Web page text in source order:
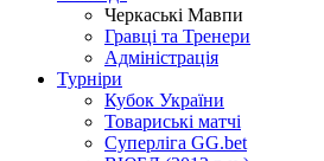
Черкаські Мавпи
Гравці та Тренери
Адміністрація
Турніри
Кубок України
Товариські матчі
Суперліга GG.bet